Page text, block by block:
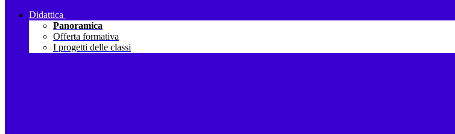
Didattica
Panoramica
Offerta formativa
I progetti delle classi